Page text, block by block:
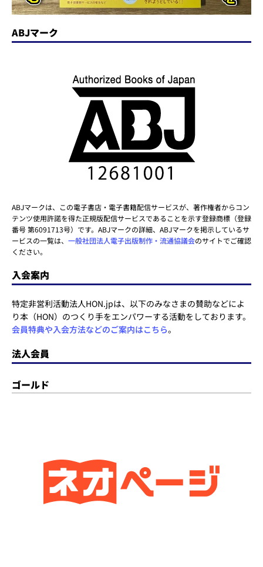
ABJマーク
ABJマークは、この電子書店・電子書籍配信サービスが、著作権者からコン
テンツ使用許諾を得た正規版配信サービスであることを示す登録商標（登録
番号 第6091713号）です。ABJマークの詳細、ABJマークを掲示しているサ
ービスの一覧は、 一般社団法人電子出版制作・流通協議会のサイトでご確認
ください。
入会案内
特定非営利活動法人HON.jpは、以下のみなさまの賛助などによ
り本（HON）のつくり手をエンパワーする活動をしております。
会員特典や入会方法などのご案内はこちら。
法人会員
ゴールド